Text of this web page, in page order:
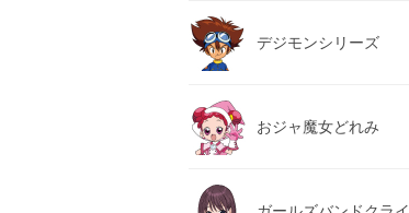
デジモンシリーズ
おジャ魔女どれみ